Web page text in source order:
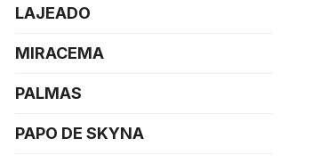
LAJEADO
MIRACEMA
PALMAS
PAPO DE SKYNA